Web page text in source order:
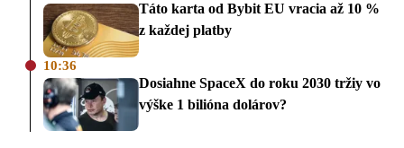
Táto karta od Bybit EU vracia až 10 %
z každej platby
10:36
Dosiahne SpaceX do roku 2030 tržiy vo
výške 1 bilióna dolárov?